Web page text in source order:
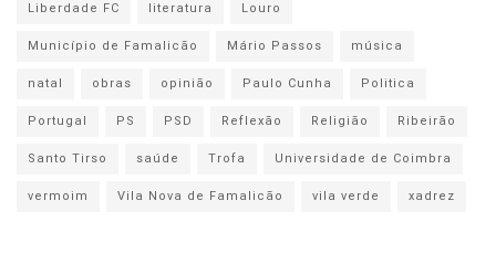
Liberdade FC
literatura
Louro
Município de Famalicão
Mário Passos
música
natal
obras opinião Paulo Cunha
Politica
Portugal
PS PSD Reflexão Religião
Ribeirão
Santo Tirso
saúde Trofa
Universidade de Coimbra
vermoim
Vila Nova de Famalicão vila verde xadrez